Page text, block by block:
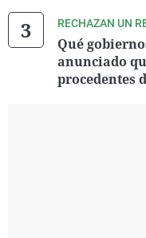
RECHAZAN UN
Qué
anunciado
procedentes